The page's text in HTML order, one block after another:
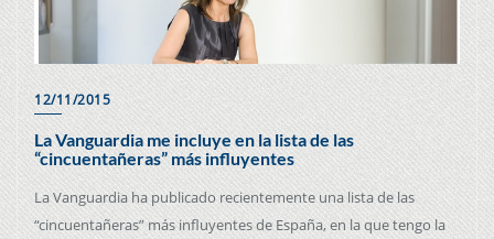
12/11/2015
La Vanguardia me incluye en la lista de las
“cincuentañeras” más influyentes
La Vanguardia ha publicado recientemente una lista de las
“cincuentañeras” más influyentes de España, en la que tengo la